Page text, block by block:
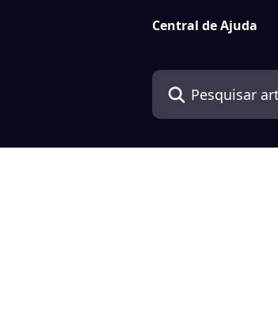
Central de Ajuda
Pesquisar artigos...